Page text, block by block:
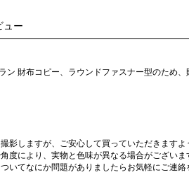
ュー
ン 財布コピー、ラウンドファスナー型のため
影しますが、ご安心して買っていただきますよ
度により、実物と色味が異なる場合がございま
いてなにか問題がありましたらお気軽にご連絡